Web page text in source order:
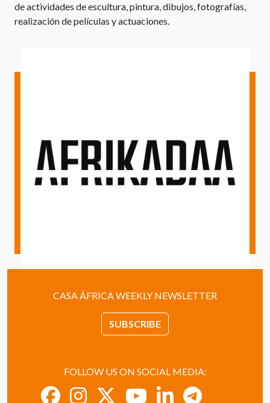
de actividades de escultura, pintura, dibujos, fotografías,
realización de películas y actuaciones.
CASA ÁFRICA WEEKLY NEWSLETTER
SUBSCRIBE
FOLLOW US ON SOCIAL MEDIA: